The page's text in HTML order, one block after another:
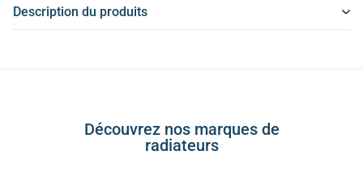
Description du produits
Découvrez nos marques de
radiateurs